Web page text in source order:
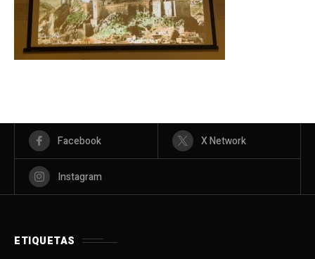
Facebook X Network
Instagram
ETIQUETAS